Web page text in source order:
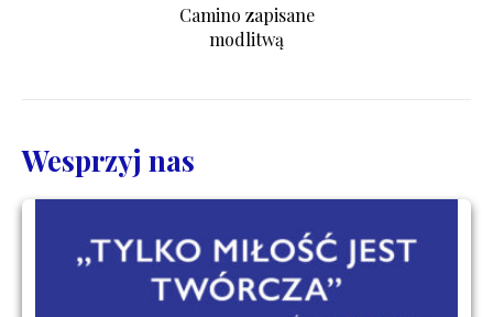
Camino zapisane
modlitwą
Wesprzyj nas